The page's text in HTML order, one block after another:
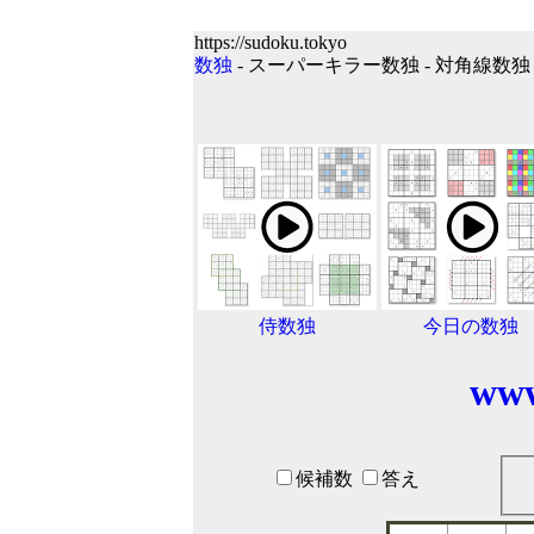
https://sudoku.tokyo
数独 - スーパーキラー数独 - 対角線数独
侍数独 今日の数独
候補数 答え